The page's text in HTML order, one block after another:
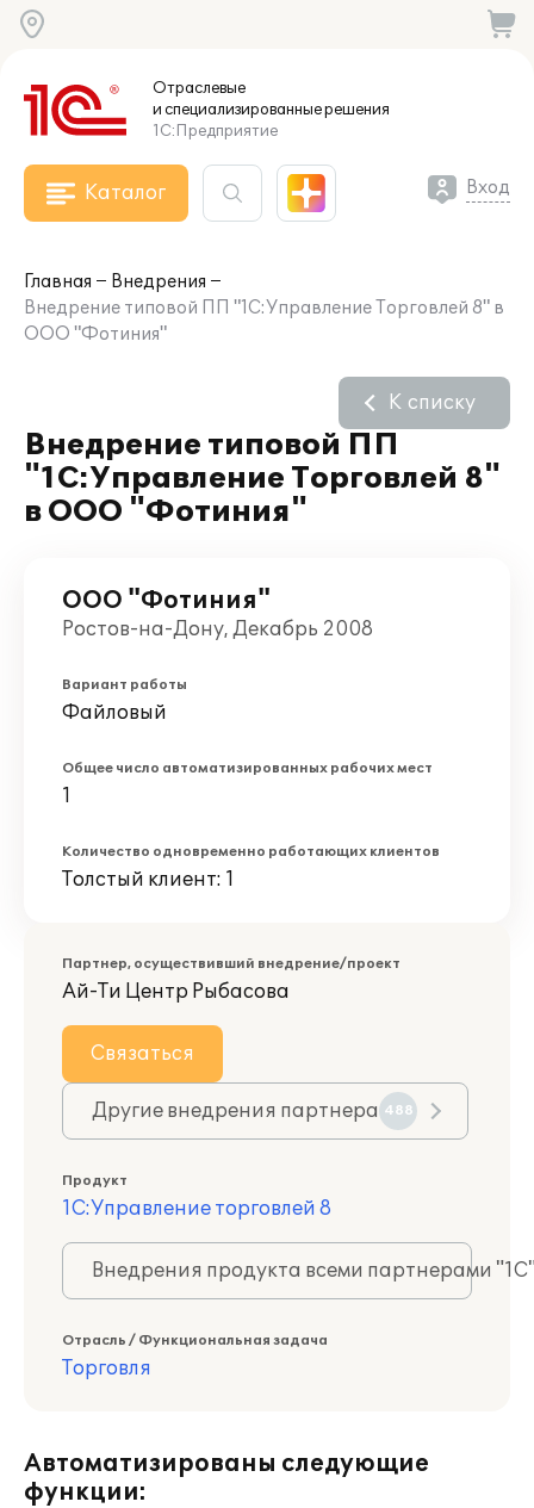
Отраслевые
и специализированныерешения
1С:Предприятие
Каталог Вход
Главная
Внедрения
Внедрение типовой ПП "1С:Управление Торговлей 8" в
ООО "Фотиния"
Внедрение типовой ПП
"1С:Управление Торговлей 8"
в ООО "Фотиния"
К списку
ООО "Фотиния"
Ростов-на-Дону, Декабрь 2008
Вариант работы
Файловый
Общее число автоматизированных рабочих мест
1
Количество одновременно работающих клиентов
Толстый клиент: 1
Партнер, осуществивший внедрение/проект
Ай-Ти Центр Рыбасова
Связаться
Другие внедрения партнера 488
Продукт
1С:Управление торговлей 8
Внедрения продукта всеми партнерами
Отрасль / Функциональная задача
Торговля
Автоматизированы следующие
функции: